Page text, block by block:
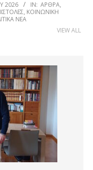
2026 IN: ΆΡΘΡΑ,
, ΚΟΙΝΩΝΙΚΉ
ΝΈΑ
VIEW ALL